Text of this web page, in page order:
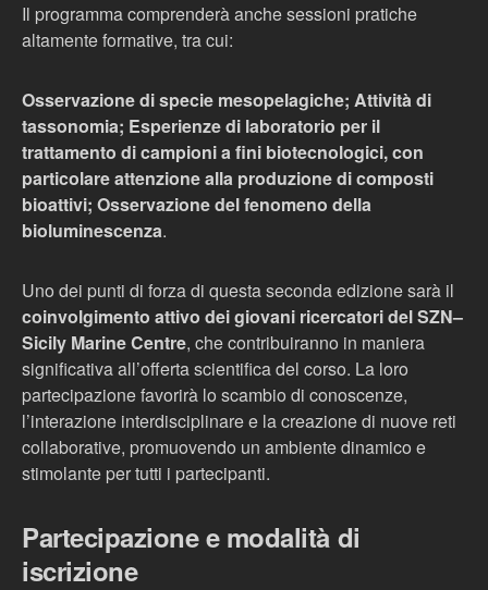
Il programma comprenderà anche sessioni pratiche
altamente formative, tra cui:
Osservazione di specie mesopelagiche; Attività di
tassonomia; Esperienze di laboratorio per il
trattamento di campioni a fini biotecnologici, con
particolare attenzione alla produzione di composti
bioattivi; Osservazione del fenomeno della
bioluminescenza.
Uno dei punti di forza di questa seconda edizione sarà il
coinvolgimento attivo dei giovani ricercatori del SZN–
Sicily Marine Centre, che contribuiranno in maniera
significativa all’offerta scientifica del corso. La loro
partecipazione favorirà lo scambio di conoscenze,
l’interazione interdisciplinare e la creazione di nuove reti
collaborative, promuovendo un ambiente dinamico e
stimolante per tutti i partecipanti.
Partecipazione e modalità di
iscrizione